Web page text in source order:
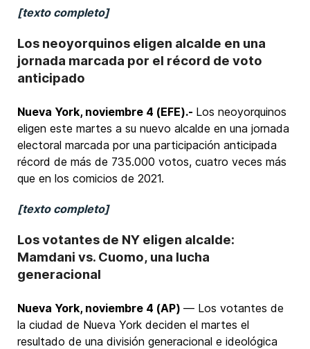
[texto completo]
Los neoyorquinos eligen alcalde en una
jornada marcada por el récord de voto
anticipado
Nueva York, noviembre 4 (EFE).- Los neoyorquinos
eligen este martes a su nuevo alcalde en una jornada
electoral marcada por una participación anticipada
récord de más de 735.000 votos, cuatro veces más
que en los comicios de 2021.
[texto completo]
Los votantes de NY eligen alcalde:
Mamdani vs. Cuomo, una lucha
generacional
Nueva York, noviembre 4 (AP) — Los votantes de
la ciudad de Nueva York deciden el martes el
resultado de una división generacional e ideológica